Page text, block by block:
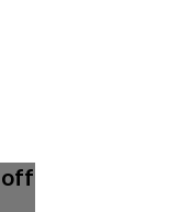
off